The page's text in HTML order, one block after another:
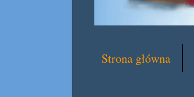
Strona główna